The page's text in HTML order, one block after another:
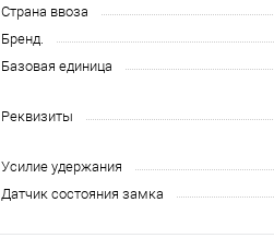
Страна ввоза
Бренд.
Базовая единица
Реквизиты
Усилие удержания
Датчик состояния замка